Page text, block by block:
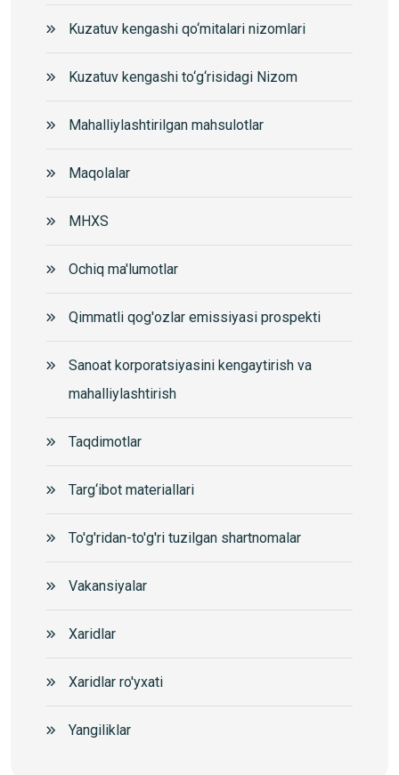
Kuzatuv kengashi qo‘mitalari nizomlari
Kuzatuv kengashi to‘g‘risidagi Nizom
Mahalliylashtirilgan mahsulotlar
Maqolalar
MHXS
Ochiq ma'lumotlar
Qimmatli qog'ozlar emissiyasi prospekti
Sanoat korporatsiyasini kengaytirish va
mahalliylashtirish
Taqdimotlar
Targ‘ibot materiallari
To'g'ridan-to'g'ri tuzilgan shartnomalar
Vakansiyalar
Xaridlar
Xaridlar ro'yxati
Yangiliklar